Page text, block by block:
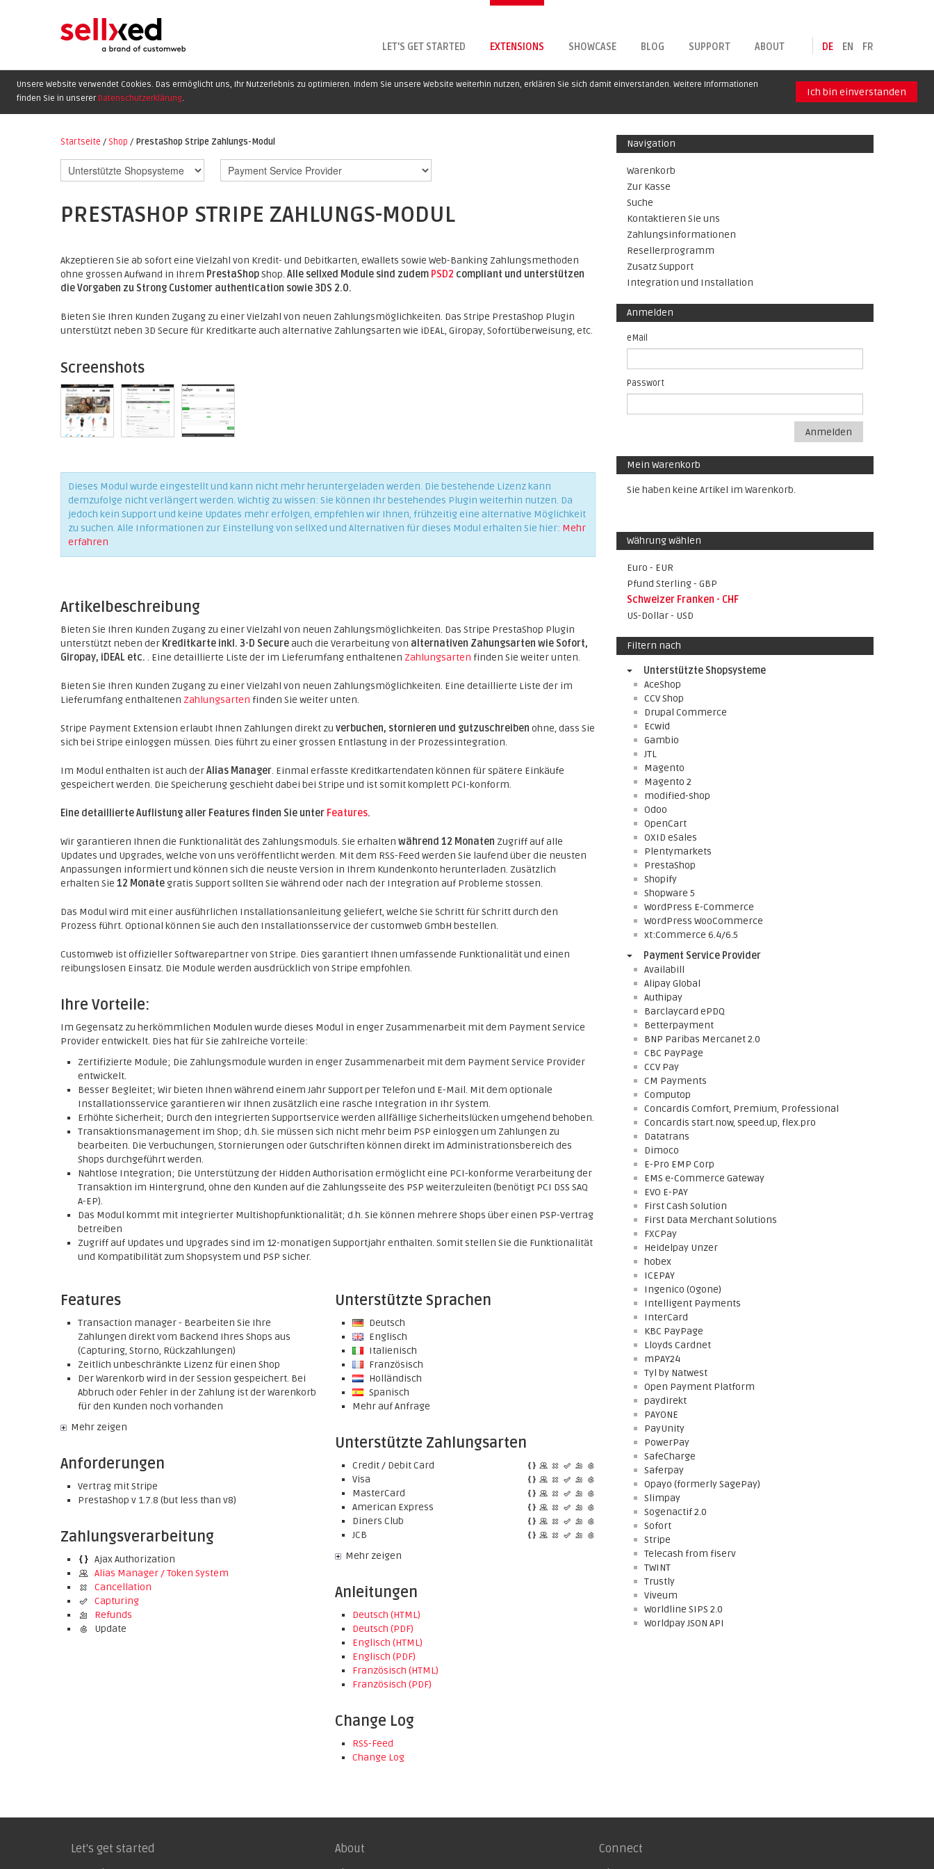
DE EN FR
LET'S GET STARTED EXTENSIONS SHOWCASE BLOG SUPPORT ABOUT
Unsere Website verwendet Cookies. Das ermöglicht uns, Ihr Nutzerlebnis zu optimieren. Indem Sie unsere Website weiterhin nutzen, erklären Sie sich damit einverstanden. Weitere Informationen
finden Sie in unserer Datenschutzerklärung.
Ich bin einverstanden
Startseite / Shop / PrestaShop Stripe Zahlungs-Modul
PRESTASHOP STRIPE ZAHLUNGS-MODUL
Akzeptieren Sie ab sofort eine Vielzahl von Kredit- und Debitkarten, eWallets sowie Web-Banking Zahlungsmethoden
ohne grossen Aufwand in Ihrem PrestaShopShop. Alle sellxed Module sind zudem PSD2 compliant und unterstützen
die Vorgaben zu Strong Customer authentication sowie 3DS 2.0.
Bieten Sie Ihren Kunden Zugang zu einer Vielzahl von neuen Zahlungsmöglichkeiten. Das Stripe PrestaShop Plugin
unterstützt neben 3D Secure für Kreditkarte auch alternative Zahlungsarten wie iDEAL, Giropay, Sofortüberweisung, etc.
Screenshots
Dieses Modul wurde eingestellt und kann nicht mehr heruntergeladen werden. Die bestehende Lizenz kann
demzufolge nicht verlängert werden. Wichtig zu wissen: Sie können Ihr bestehendes Plugin weiterhin nutzen. Da
jedoch kein Support und keine Updates mehr erfolgen, empfehlen wir Ihnen, frühzeitig eine alternative Möglichkeit
zu suchen. Alle Informationen zur Einstellung von sellXed und Alternativen für dieses Modul erhalten Sie hier: Mehr
erfahren
Artikelbeschreibung
Bieten Sie Ihren Kunden Zugang zu einer Vielzahl von neuen Zahlungsmöglichkeiten. Das Stripe PrestaShop Plugin
unterstützt neben der Kreditkarte inkl. 3-D Secureauch die Verarbeitung von alternativen Zahungsarten wie Sofort,
Giropay, iDEAL etc. . Eine detaillierte Liste der im Lieferumfang enthaltenen Zahlungsarten finden Sie weiter unten.
Bieten Sie Ihren Kunden Zugang zu einer Vielzahl von neuen Zahlungsmöglichkeiten. Eine detaillierte Liste der im
Lieferumfang enthaltenen Zahlungsarten finden Sie weiter unten.
Stripe Payment Extension erlaubt Ihnen Zahlungen direkt zu verbuchen, stornieren und gutzuschreiben ohne, dass Sie
sich bei Stripe einloggen müssen. Dies führt zu einer grossen Entlastung in der Prozessintegration.
Im Modul enthalten ist auch derAlias Manager. Einmal erfasste Kreditkartendaten können für spätere Einkäufe
gespeichert werden. Die Speicherung geschieht dabei bei Stripe und ist somit komplett PCI-konform.
Eine detaillierte Auflistung aller Features finden Sie unter Features.
Wir garantieren Ihnen die Funktionalität des Zahlungsmoduls. Sie erhalten während 12 Monaten Zugriff auf alle
Updates und Upgrades, welche von uns veröffentlicht werden. Mit dem RSS-Feed werden Sie laufend über die neusten
Anpassungen informiert und können sich die neuste Version in Ihrem Kundenkonto herunterladen. Zusätzlich
erhalten Sie 12 Monategratis Support sollten Sie während oder nach der Integration auf Probleme stossen.
Das Modul wird mit einer ausführlichen Installationsanleitung geliefert, welche Sie Schritt für Schritt durch den
Prozess führt. Optional können Sie auch den Installationsservice der customweb GmbH bestellen.
Customweb ist offizieller Softwarepartner von Stripe. Dies garantiert Ihnen umfassende Funktionalität und einen
reibungslosen Einsatz. Die Module werden ausdrücklich von Stripe empfohlen.
Ihre Vorteile:
Im Gegensatz zu herkömmlichen Modulen wurde dieses Modul in enger Zusammenarbeit mit dem Payment Service
Provider entwickelt. Dies hat für Sie zahlreiche Vorteile:
Zertifizierte Module; Die Zahlungsmodule wurden in enger Zusammenarbeit mit dem Payment Service Provider
entwickelt.
Besser Begleitet; Wir bieten Ihnen während einem Jahr Support per Telefon und E-Mail. Mit dem optionale
Installationsservice garantieren wir Ihnen zusätzlich eine rasche Integration in Ihr System.
Erhöhte Sicherheit; Durch den integrierten Supportservice werden allfällige Sicherheitslücken umgehend behoben.
Transaktionsmanagement im Shop; d.h. Sie müssen sich nicht mehr beim PSP einloggen um Zahlungen zu
bearbeiten. Die Verbuchungen, Stornierungen oder Gutschriften können direkt im Administrationsbereich des
Shops durchgeführt werden.
Nahtlose Integration; Die Unterstützung der Hidden Authorisation ermöglicht eine PCI-konforme Verarbeitung der
Transaktion im Hintergrund, ohne den Kunden auf die Zahlungsseite des PSP weiterzuleiten (benötigt PCI DSS SAQ
A-EP).
Das Modul kommt mit integrierter Multishopfunktionalität; d.h. Sie können mehrere Shops über einen PSP-Vertrag
betreiben
Zugriff auf Updates und Upgrades sind im 12-monatigen Supportjahr enthalten. Somit stellen Sie die Funktionalität
und Kompatibilität zum Shopsystem und PSP sicher.
Features
Transaction manager - Bearbeiten Sie Ihre
Zahlungen direkt vom Backend Ihres Shops aus
(Capturing, Storno, Rückzahlungen)
Zeitlich unbeschränkte Lizenz für einen Shop
Der Warenkorb wird in der Session gespeichert. Bei
Abbruch oder Fehler in der Zahlung ist der Warenkorb
für den Kunden noch vorhanden
Mehr zeigen
Anforderungen
Vertrag mit Stripe
PrestaShop v 1.7.8 (but less than v8)
Zahlungsverarbeitung
Ajax Authorization
Alias Manager / Token System
Cancellation
Capturing
Refunds
Update
Unterstützte Sprachen
Deutsch
Englisch
Italienisch
Französisch
Holländisch
Spanisch
Mehr auf Anfrage
Unterstützte Zahlungsarten
Credit / Debit Card
Visa
MasterCard
American Express
Diners Club
JCB
Mehr zeigen
Anleitungen
Deutsch (HTML)
Deutsch (PDF)
Englisch (HTML)
Englisch (PDF)
Französisch (HTML)
Französisch (PDF)
Change Log
RSS-Feed
Change Log
Navigation
Warenkorb
Zur Kasse
Suche
Kontaktieren Sie uns
Zahlungsinformationen
Resellerprogramm
Zusatz Support
Integration und Installation
Anmelden
eMail
Passwort
Anmelden
Mein Warenkorb
Sie haben keine Artikel im Warenkorb.
Währung wählen
Euro - EUR
Pfund Sterling - GBP
Schweizer Franken - CHF
US-Dollar - USD
Filtern nach
Unterstützte Shopsysteme
AceShop
CCV Shop
Drupal Commerce
Ecwid
Gambio
JTL
Magento
Magento 2
modified-shop
Odoo
OpenCart
OXID eSales
Plentymarkets
PrestaShop
Shopify
Shopware 5
WordPress E-Commerce
WordPress WooCommerce
xt:Commerce 6.4/6.5
Payment Service Provider
Availabill
Alipay Global
Authipay
Barclaycard ePDQ
Betterpayment
BNP Paribas Mercanet 2.0
CBC PayPage
CCV Pay
CM Payments
Computop
Concardis Comfort, Premium, Professional
Concardis start.now, speed.up, flex.pro
Datatrans
Dimoco
E-Pro EMP Corp
EMS e-Commerce Gateway
EVO E-PAY
First Cash Solution
First Data Merchant Solutions
FXCPay
Heidelpay Unzer
hobex
ICEPAY
Ingenico (Ogone)
Intelligent Payments
InterCard
KBC PayPage
Lloyds Cardnet
mPAY24
Tyl by Natwest
Open Payment Platform
paydirekt
PAYONE
PayUnity
PowerPay
SafeCharge
Saferpay
Opayo (formerly SagePay)
Slimpay
Sogenactif 2.0
Sofort
Stripe
Telecash from fiserv
TWINT
Trustly
Viveum
Worldline SIPS 2.0
Worldpay JSON API
Let's get started About Connect